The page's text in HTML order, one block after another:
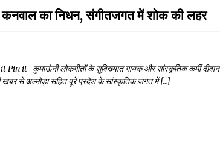
का निधन, संगीतजगत में शोक की लहर
it कुमाऊंनी लोकगीतों के सुविख्यात गायक और सांस्कृतिक कर्मी दीवान
खबर से अल्मोड़ा सहित पूरे प्रदेश के सांस्कृतिक जगत में […]